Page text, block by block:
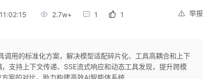
举报
2.7w+ 1 1
调用的标准化方案，解决模型适配碎片化、工具高耦合和上下
支持上下文传递、SSE流式响应和动态工具发现，提升跨模
案的对比，助力构建高效AI智能体系统